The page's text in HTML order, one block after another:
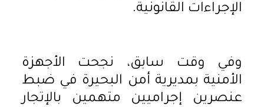
الإجراءات القانونية.
وفي وقت سابق، نجحت الأجهزة
الأمنية بمديرية أمن البحيرة في ضبط
عنصرين إجراميين متهمين بالإتجار